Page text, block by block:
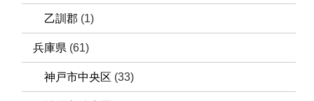
乙訓郡 (1)
兵庫県 (61)
神戸市中央区 (33)